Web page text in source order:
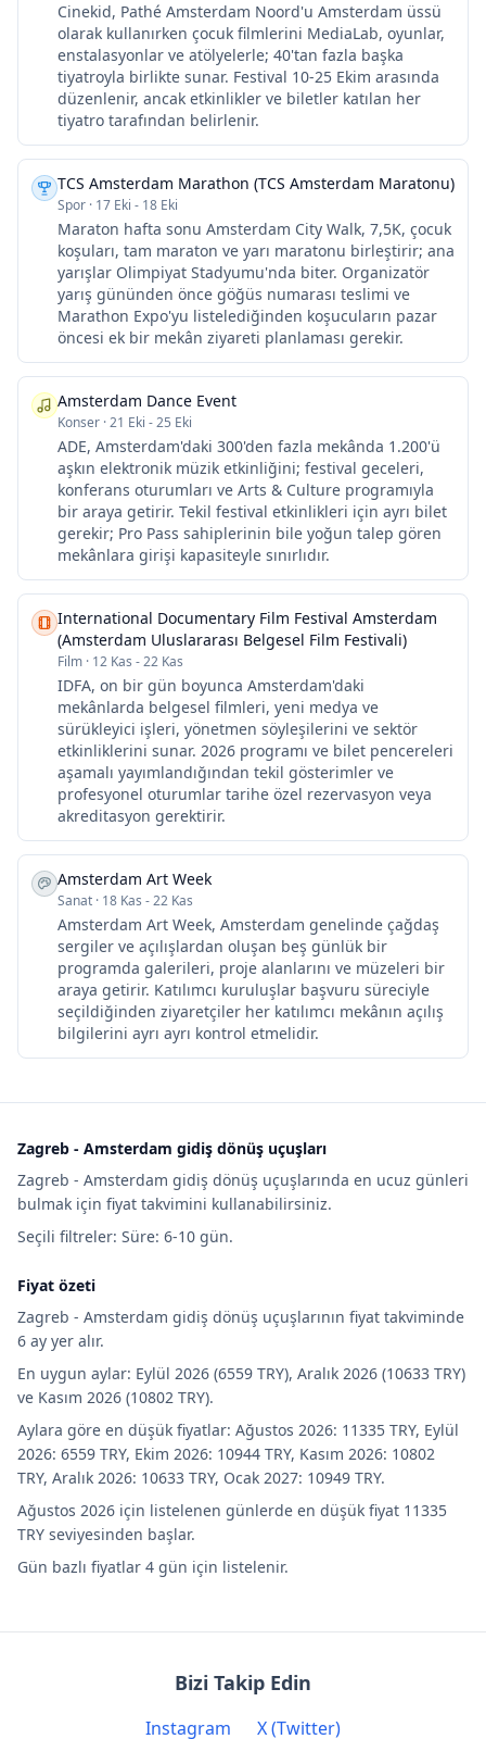
Cinekid, Pathé Amsterdam Noord'u Amsterdam üssü
olarak kullanırken çocuk filmlerini MediaLab, oyunlar,
enstalasyonlar ve atölyelerle; 40'tan fazla başka
tiyatroyla birlikte sunar. Festival 10-25 Ekim arasında
düzenlenir, ancak etkinlikler ve biletler katılan her
tiyatro tarafından belirlenir.
TCS Amsterdam Marathon (TCS Amsterdam Maratonu)
Spor · 17 Eki - 18 Eki
Maraton hafta sonu Amsterdam City Walk, 7,5K, çocuk
koşuları, tam maraton ve yarı maratonu birleştirir; ana
yarışlar Olimpiyat Stadyumu'nda biter. Organizatör
yarış gününden önce göğüs numarası teslimi ve
Marathon Expo'yu listelediğinden koşucuların pazar
öncesi ek bir mekân ziyareti planlaması gerekir.
Amsterdam Dance Event
Konser ·21 Eki - 25 Eki
ADE, Amsterdam'daki 300'den fazla mekânda 1.200'ü
aşkın elektronik müzik etkinliğini; festival geceleri,
konferans oturumları ve Arts & Culture programıyla
bir araya getirir. Tekil festival etkinlikleri için ayrı bilet
gerekir; Pro Pass sahiplerinin bile yoğun talep gören
mekânlara girişi kapasiteyle sınırlıdır.
International Documentary Film Festival Amsterdam
(Amsterdam Uluslararası Belgesel Film Festivali)
Film · 12 Kas - 22 Kas
IDFA, on bir gün boyunca Amsterdam'daki
mekânlarda belgesel filmleri, yeni medya ve
sürükleyici işleri, yönetmen söyleşilerini ve sektör
etkinliklerini sunar. 2026 programı ve bilet pencereleri
aşamalı yayımlandığından tekil gösterimler ve
profesyonel oturumlar tarihe özel rezervasyon veya
akreditasyon gerektirir.
Amsterdam Art Week
Sanat · 18 Kas - 22 Kas
Amsterdam Art Week, Amsterdam genelinde çağdaş
sergiler ve açılışlardan oluşan beş günlük bir
programda galerileri, proje alanlarını ve müzeleri bir
araya getirir. Katılımcı kuruluşlar başvuru süreciyle
seçildiğinden ziyaretçiler her katılımcı mekânın açılış
bilgilerini ayrı ayrı kontrol etmelidir.
Zagreb - Amsterdam gidiş dönüş uçuşları
Zagreb - Amsterdam gidiş dönüş uçuşlarında en ucuz günleri
bulmak için fiyat takvimini kullanabilirsiniz.
Seçili filtreler: Süre: 6-10 gün.
Fiyat özeti
Zagreb - Amsterdam gidiş dönüş uçuşlarının fiyat takviminde
6 ay yer alır.
En uygun aylar: Eylül 2026 (6559 TRY), Aralık 2026 (10633 TRY)
ve Kasım 2026 (10802 TRY).
Aylara göre en düşük fiyatlar: Ağustos 2026: 11335 TRY, Eylül
2026: 6559 TRY, Ekim 2026: 10944 TRY, Kasım 2026: 10802
TRY, Aralık 2026: 10633 TRY, Ocak 2027: 10949 TRY.
Ağustos 2026 için listelenen günlerde en düşük fiyat 11335
TRY seviyesinden başlar.
Gün bazlı fiyatlar 4 gün için listelenir.
Bizi Takip Edin
Instagram X (Twitter)